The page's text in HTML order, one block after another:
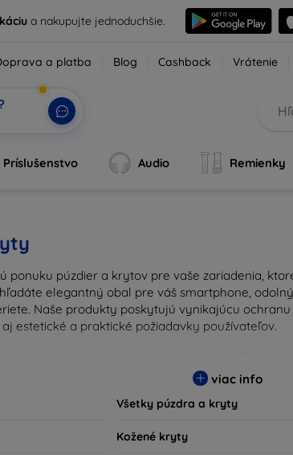
a nakupujte jednoduchšie.
a platba Blog Cashback Vrátenie
Príslušenstvo Audio Remienky
ponuku púzdier a krytov pre vaše zariadenia,
elegantný obal pre váš smartphone,
Naše produkty poskytujú vynikajúcu
estetické a praktické požiadavky používateľov.
ale aj módne, takže sa stanú neoddeliteľnou
alebo tých, ktorí chcú len ochrániť svoju
viac info
Všetky púzdra a kryty
Kožené kryty